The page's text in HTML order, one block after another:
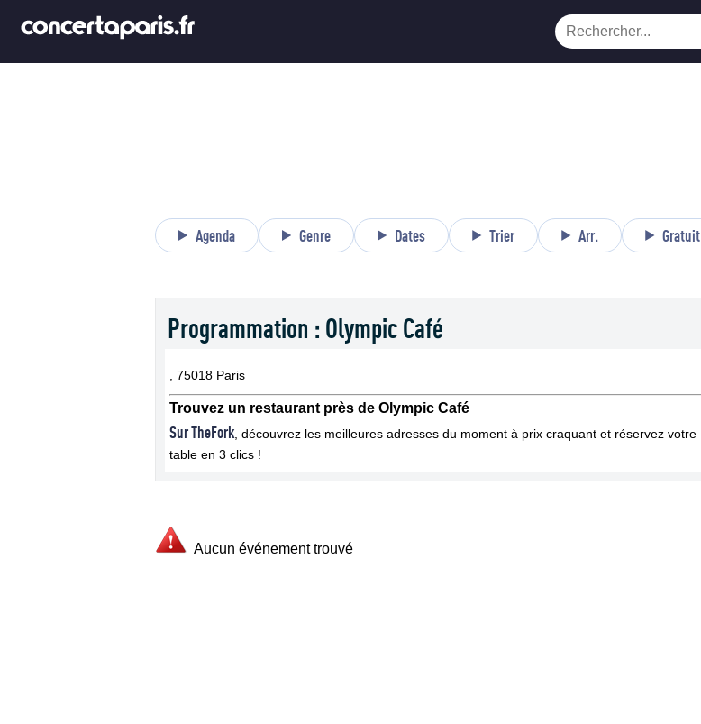
Agenda Genre Dates Trier Arr. Gratuit
Programmation : Olympic Café
, 75018 Paris
Trouvez un restaurant près de Olympic Café
Sur TheFork , découvrez les meilleures adresses du moment à prix craquant et réservez votre
table en 3 clics !
Aucun événement trouvé